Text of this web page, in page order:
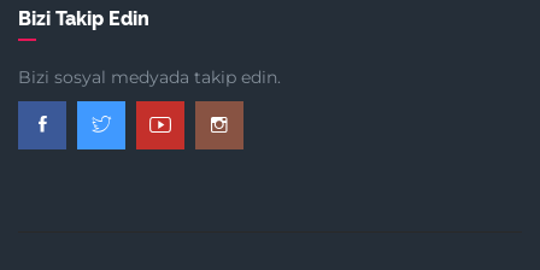
Bizi Takip Edin
Bizi sosyal medyada takip edin.